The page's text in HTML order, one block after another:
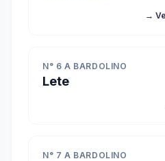
→
N° 6 A BARDOLINO
Lete
N° 7 A BARDOLINO